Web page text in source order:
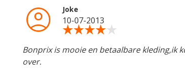
account_circle Joke
10-07-2013
star_ratestar_ratestar_ratestar_ratestar_rate
Bonprix is mooie en betaalbare kleding,ik
over.